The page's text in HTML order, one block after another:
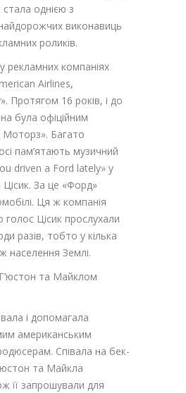
стала однією з
виконавиць
роликів.
рекламних компаніях
Airlines,
Протягом 16 років, і до
була офіційним
Багато
пам’ятають музичний
driven a Ford lately» у
Цісик. За це «Форд»
Ця ж компанія
голос Цісик прослухали
разів, тобто у кілька
населення Землі.
Г’юстон та Майклом
і допомагала
американським
Співала на бек-
та Майкла
її запрошували для